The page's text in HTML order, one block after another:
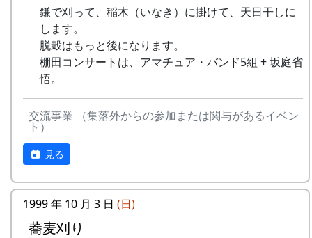
水と太陽の国で
稲刈りの日、田んぼでオリジナル曲を披露・演奏
する棚田コンサート。
14
静かに時は…
H CORPORATION
15
⽔と太陽の国で
メシアとポン四郎
バンド
17
棚⽥のステージへ アンジェラ
2000年 加美町〜棚⽥の秋〜 穫れたての
鎌で刈って、稲木（いなき）に掛けて、天日干しに
します。
脱穀はもっと後になります。
棚田コンサートは、アマチュア・バンド5組 + 坂庭省
悟。
交流事業 （集落外からの参加または関与があるイベン
ト）
見る
1999 年 10 月 3 日 (日)
蕎麦刈り